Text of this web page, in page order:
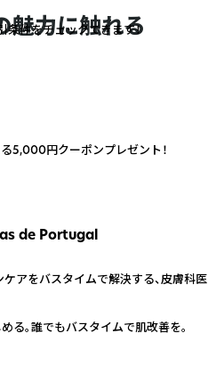
魅力に触れる
de Portugal
をバスタイムで解決する、皮膚科医
る。誰でもバスタイムで肌改善を。
条件をチェックできます！
5,000円クーポンプレゼント！